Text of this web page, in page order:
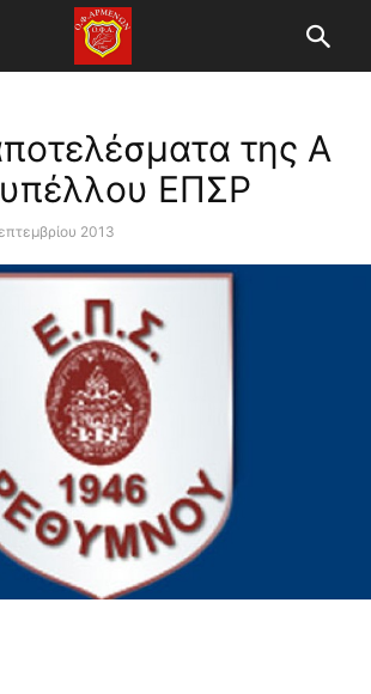
της Α
ΕΠΣΡ
2013